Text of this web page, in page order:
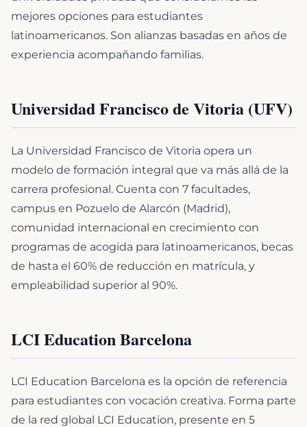
mejores opciones para estudiantes
latinoamericanos. Son alianzas basadas en años de
experiencia acompañando familias.
Universidad Francisco de Vitoria (UFV)
La Universidad Francisco de Vitoria opera un
modelo de formación integral que va más allá de la
carrera profesional. Cuenta con 7 facultades,
campus en Pozuelo de Alarcón (Madrid),
comunidad internacional en crecimiento con
programas de acogida para latinoamericanos, becas
de hasta el 60% de reducción en matrícula, y
empleabilidad superior al 90%.
LCI Education Barcelona
LCI Education Barcelona es la opción de referencia
para estudiantes con vocación creativa. Forma parte
de la red global LCI Education, presente en 5